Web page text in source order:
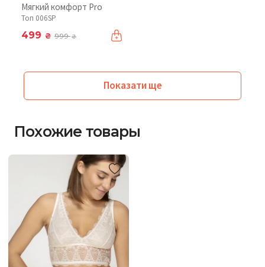
Мягкий комфорт Pro
Топ 006SP
499 ₴ 999₴
Показати ще
Похожие товары